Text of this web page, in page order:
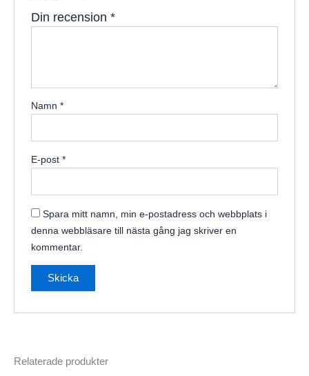
Din recension*
Namn*
E-post*
Spara mitt namn, min e-postadress och webbplats i
denna webbläsare till nästa gång jag skriver en
kommentar.
Relaterade produkter